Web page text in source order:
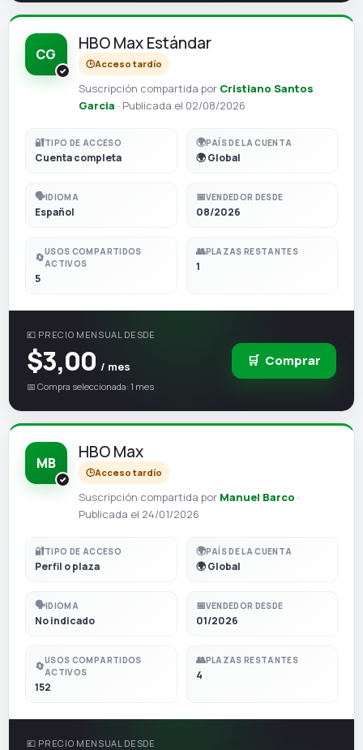
CG
HBO Max Estándar
🕒Acceso tardío
Suscripción compartida por Cristiano Santos
Garcia · Publicada el 02/08/2026
🔐TIPO DE ACCESO
Cuenta completa
🌍PAÍS DE LA CUENTA
🌍 Global
🗣️IDIOMA
Español
📅VENDEDOR DESDE
08/2026
🔄USOS COMPARTIDOS
ACTIVOS
5
👥PLAZAS RESTANTES
1
💶 PRECIO MENSUAL DESDE
$3,00 / mes
📅 Compra seleccionada: 1 mes
🛒 Comprar
MB
HBO Max
🕒Acceso tardío
Suscripción compartida por Manuel Barco ·
Publicada el 24/01/2026
🔐TIPO DE ACCESO
Perfil o plaza
🌍PAÍS DE LA CUENTA
🌍 Global
🗣️IDIOMA
No indicado
📅VENDEDOR DESDE
01/2026
🔄USOS COMPARTIDOS
ACTIVOS
152
👥PLAZAS RESTANTES
4
💶 PRECIO MENSUAL DESDE